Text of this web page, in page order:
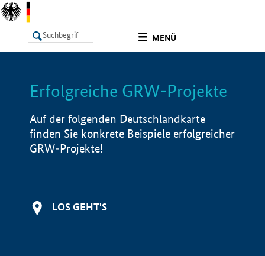
MENÜ
LISTE Info
Erfolgreiche GRW-Projekte
Auf der folgenden Deutschlandkarte
finden Sie konkrete Beispiele erfolgreicher
GRW-Projekte!
LOS GEHT'S